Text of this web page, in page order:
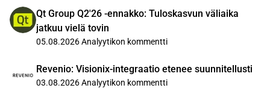
Qt Group Q2'26 -ennakko: Tuloskasvun väliaika
jatkuu vielä tovin
05.08.2026Analyytikon kommentti
Revenio: Visionix-integraatio etenee suunnitellusti
03.08.2026Analyytikon kommentti